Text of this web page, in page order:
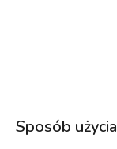
Sposób użycia